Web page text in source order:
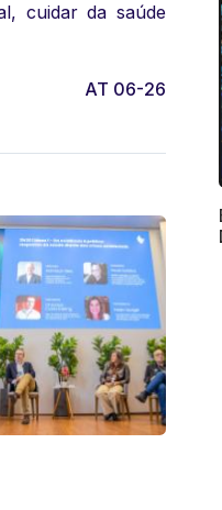
cuidar da saúde
AT 06-26